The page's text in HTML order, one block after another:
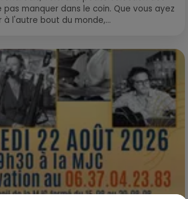
manquer dans le coin. Que vous ayez
l'autre bout du monde,...